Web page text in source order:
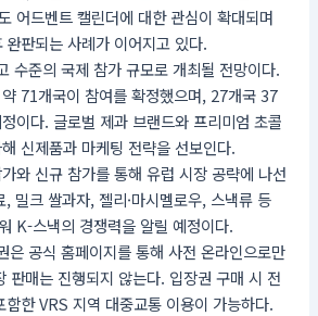
어드벤트 캘린더에 대한 관심이 확대되며
판되는 사례가 이어지고 있다.
수준의 국제 참가 규모로 개최될 전망이다.
71개국이 참여를 확정했으며, 27개국 37
이다. 글로벌 제과 브랜드와 프리미엄 초콜
신제품과 마케팅 전략을 선보인다.
와 신규 참가를 통해 유럽 시장 공략에 나선
밀크 쌀과자, 젤리·마시멜로우, 스낵류 등
K-스낵의 경쟁력을 알릴 예정이다.
공식 홈페이지를 통해 사전 온라인으로만
판매는 진행되지 않는다. 입장권 구매 시 전
한 VRS 지역 대중교통 이용이 가능하다.